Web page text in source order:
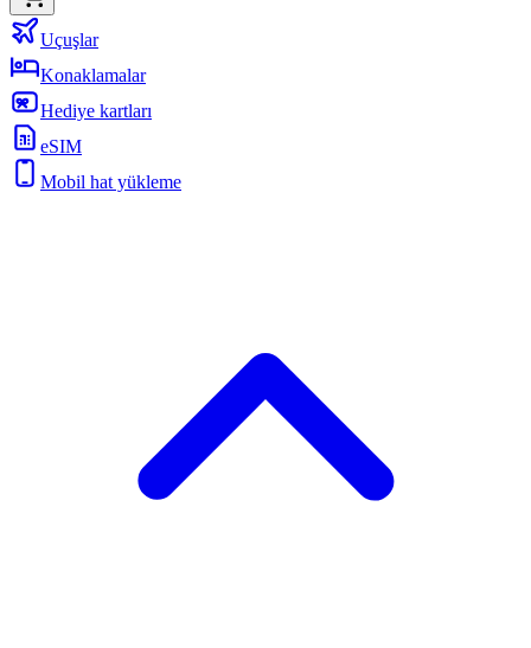
Uçuşlar
Konaklamalar
Hediye kartları
eSIM
Mobil hat yükleme